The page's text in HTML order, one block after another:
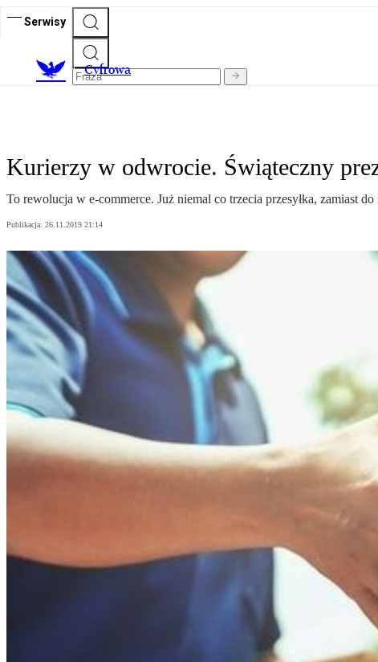
Serwisy
Cyfrowa
Kurierzy w odwrocie. Świąteczny
To rewolucja w e-commerce. Już niemal co trzecia przesyłka, zamiast
Publikacja: 26.11.2019 21:14